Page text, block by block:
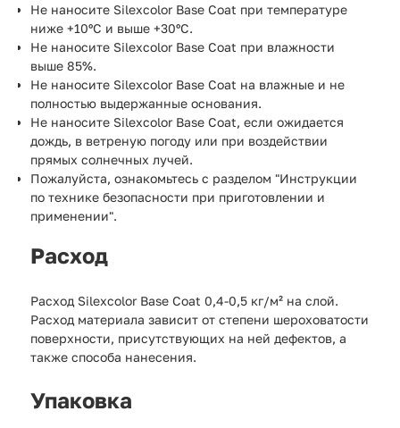
Не наносите Silexcolor Base Coat при температуре
ниже +10ºС и выше +30ºС.
Не наносите Silexcolor Base Coat при влажности
выше 85%.
Не наносите Silexcolor Base Coat на влажные и не
полностью выдержанные основания.
Не наносите Silexcolor Base Coat, если ожидается
дождь, в ветреную погоду или при воздействии
прямых солнечных лучей.
Пожалуйста, ознакомьтесь с разделом "Инструкции
по технике безопасности при приготовлении и
применении".
Расход
Расход Silexcolor Base Coat 0,4-0,5 кг/м² на слой.
Расход материала зависит от степени шероховатости
поверхности, присутствующих на ней дефектов, а
также способа нанесения.
Упаковка